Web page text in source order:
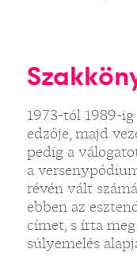
1973-tól 1989-
edzője, majd
pedig a
a
révén vált
ebben az
címet, s írta
súlyemelés